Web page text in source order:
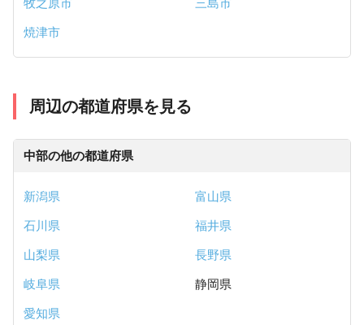
焼津市
周辺の都道府県を見る
中部の他の都道府県
新潟県
富山県
石川県
福井県
山梨県
長野県
岐阜県
静岡県
愛知県